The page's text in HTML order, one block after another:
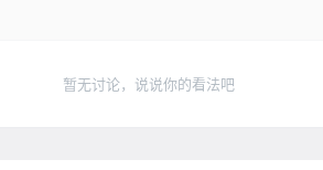
暂无讨论，说说你的看法吧